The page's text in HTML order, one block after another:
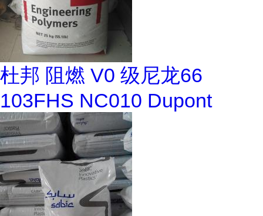
杜邦 阻燃 V0 级尼龙66
103FHS NC010 Dupont